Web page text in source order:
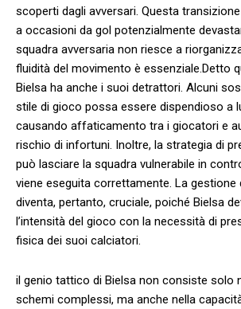
scoperti dagli avversari. Questa
a occasioni da gol potenzialmente
squadra avversaria⁤ non riesce a
fluidità del movimento è essenziale.Detto
Bielsa ha anche i suoi detrattori.‌ Alcuni
stile di gioco ⁢possa essere dispendioso ‍a
causando affaticamento tra i giocatori e
rischio di infortuni. Inoltre, la strategia di
‍può lasciare la squadra vulnerabile ⁢in
viene eseguita correttamente. La gestione
diventa, pertanto, cruciale, poiché Bielsa
l’intensità del gioco con la necessità di
fisica dei suoi calciatori.
il genio‌ tattico ‌di Bielsa non consiste solo
schemi complessi, ma anche ⁢nella